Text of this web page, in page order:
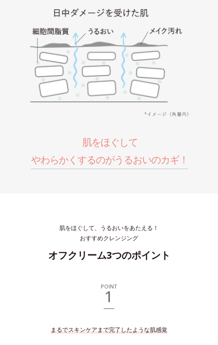
肌をほぐして
やわらかくするのがうるおいのカギ！
肌をほぐして、うるおいをあたえる！
おすすめクレンジング
オフクリーム3つのポイント
POINT
1
まるでスキンケアまで完了したような肌感覚